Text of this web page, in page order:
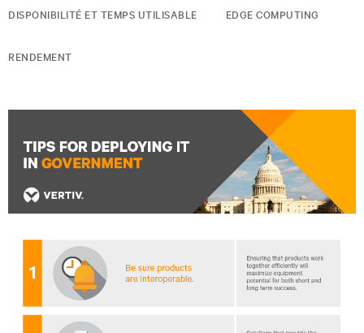
DISPONIBILITÉ ET TEMPS UTILISABLE EDGE COMPUTING
RENDEMENT